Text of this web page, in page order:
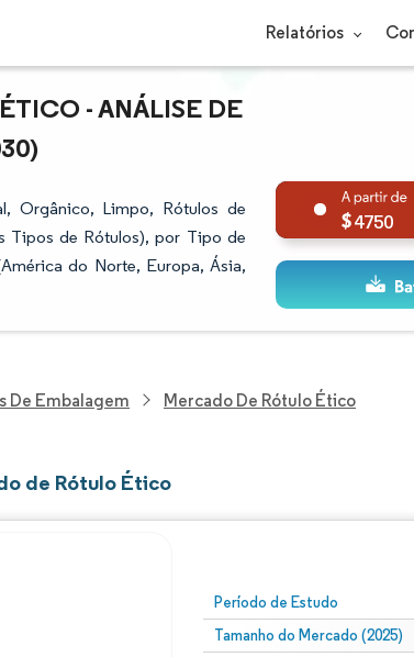
Relatórios
- ANÁLISE DE
Orgânico, Limpo, Rótulos de
Tipos de Rótulos), por Tipo de
do Norte, Europa, Ásia,
4750
De Embalagem Mercado De Rótulo Ético
de Rótulo Ético
Período de Estudo
Tamanho do Mercado (2025)